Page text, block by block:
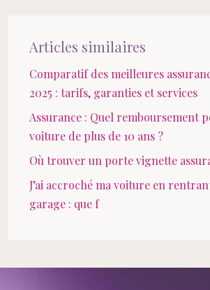
Articles similaires
Comparatif des meilleures
2025 : tarifs, garanties et services
Assurance : Quel remboursement
voiture de plus de 10 ans ?
Où trouver un porte vignette
J’ai accroché ma voiture en
garage : que f